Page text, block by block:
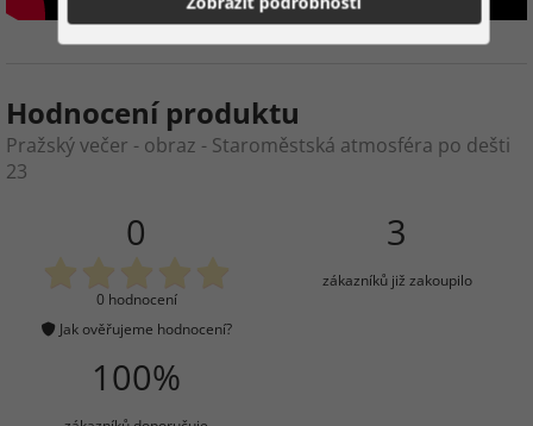
Hodnocení produktu
Pražský večer - obraz - Staroměstská atmosféra po dešti
23
0
0 hodnocení
Jak ověřujeme hodnocení?
3
zákazníků již zakoupilo
100%